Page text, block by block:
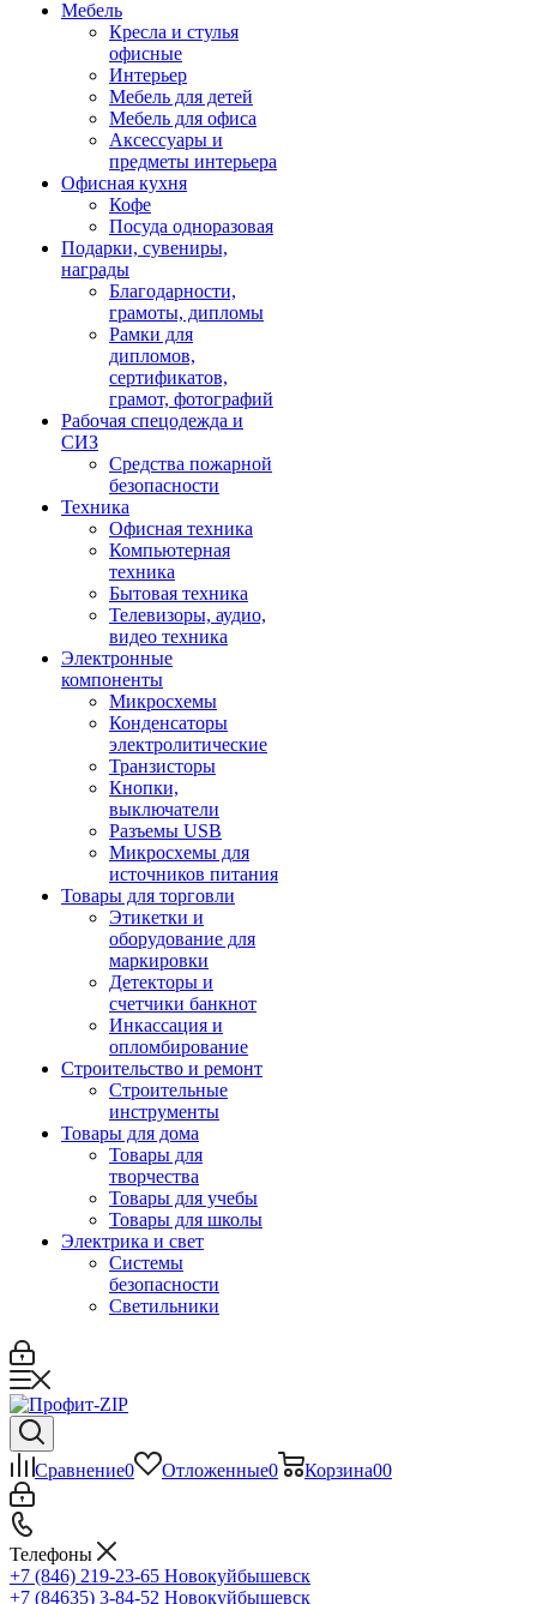
Мебель
Кресла и стулья
офисные
Интерьер
Мебель для детей
Мебель для офиса
Аксессуары и
предметы интерьера
Офисная кухня
Кофе
Посуда одноразовая
Подарки, сувениры,
награды
Благодарности,
грамоты, дипломы
Рамки для
дипломов,
сертификатов,
грамот, фотографий
Рабочая спецодежда и
СИЗ
Средства пожарной
безопасности
Техника
Офисная техника
Компьютерная
техника
Бытовая техника
Телевизоры, аудио,
видео техника
Электронные
компоненты
Микросхемы
Конденсаторы
электролитические
Транзисторы
Кнопки,
выключатели
Разъемы USB
Микросхемы для
источников питания
Товары для торговли
Этикетки и
оборудование для
маркировки
Детекторы и
счетчики банкнот
Инкассация и
опломбирование
Строительство и ремонт
Строительные
инструменты
Товары для дома
Товары для
творчества
Товары для учебы
Товары для школы
Электрика и свет
Системы
безопасности
Светильники
Сравнение0 Отложенные0 Корзина00
Телефоны
+7 (846) 219-23-65 Новокуйбышевск
+7 (84635) 3-84-52 Новокуйбышевск